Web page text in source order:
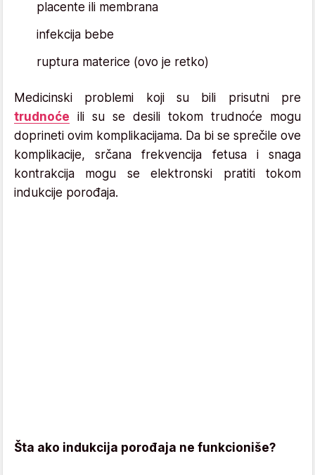
placente ili membrana
infekcija bebe
ruptura materice (ovo je retko)
Medicinski problemi koji su bili prisutni pre
trudnoće ili su se desili tokom trudnoće mogu
doprineti ovim komplikacijama. Da bi se sprečile ove
komplikacije, srčana frekvencija fetusa i snaga
kontrakcija mogu se elektronski pratiti tokom
indukcije porođaja.
Šta ako indukcija porođaja ne funkcioniše?